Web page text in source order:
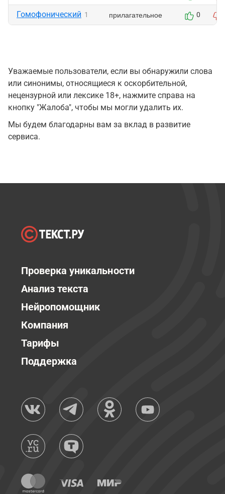
Гомофонический 1 прилагательное 0
Уважаемые пользователи, если вы обнаружили слова
или синонимы, относящиеся к оскорбительной,
нецензурной или лексике 18+, нажмите справа на
кнопку "Жалоба", чтобы мы могли удалить их.
Мы будем благодарны вам за вклад в развитие
сервиса.
Проверка уникальности
Анализ текста
Нейропомощник
Компания
Тарифы
Поддержка